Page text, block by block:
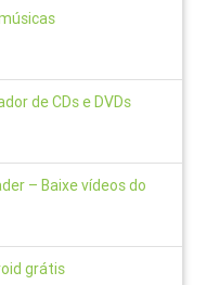
de CDs e DVDs
– Baixe vídeos do
grátis